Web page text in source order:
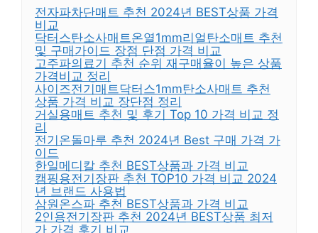
전자파차단매트 추천 2024년 BEST상품 가격
비교
닥터스탄소사매트온열1mm리얼탄소매트 추천
및 구매가이드 장점 단점 가격 비교
고주파의료기 추천 순위 재구매율이 높은 상품
가격비교 정리
사이즈전기매트닥터스1mm탄소사매트 추천
상품 가격 비교 장단점 정리
거실용매트 추천 및 후기 Top 10 가격 비교 정
리
전기온돌마루 추천 2024년 Best 구매 가격 가
이드
한일메디칼 추천 BEST상품과 가격 비교
캠핑용전기장판 추천 TOP10 가격 비교 2024
년 브랜드 사용법
삼원온스파 추천 BEST상품과 가격 비교
2인용전기장판 추천 2024년 BEST상품 최저
가 가격 후기 비교